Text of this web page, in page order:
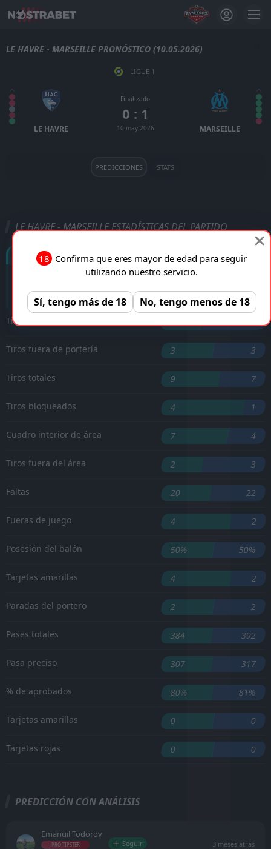
LE HAVRE - MARSEILLE PRONÓSTICO (10.05.2026)
LIGUE 1
LE HAVRE
Finalizado
0 : 1
10 may 2026 MARSEILLE
PREDICCIONES STATS
LE HAVRE - MARSEILLE ESTADÍSTICAS DEL PARTIDO
Goles
Tiros a puerta
Tiros fuera de portería 3 3
Tiros totales 9 7
Tiros bloqueados 4 1
Cuadro interior de área 7 4
Tiros fuera del área 2 3
Faltas 20 22
Fueras de juego 4 2
Posesión del balón 50% 50%
Tarjetas amarillas 4 2
Paradas del portero 2 2
Pases totales 384 392
Pasa preciso 307 317
% de aprobados 80% 81%
Tarjetas amarillas 0 0
Tarjetas rojas 0 0
PREDICCIÓN CON ANÁLISIS
Emanuil Todorov
PRO TIPSTER Seguir 3 meses atrás
18 Confirma que eres mayor de edad para seguir
utilizando nuestro servicio.
Sí, tengo más de 18 No, tengo menos de 18